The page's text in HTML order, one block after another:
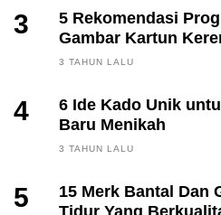
3
5 Rekomendasi
Gambar Kartun
3 TAHUN LALU
4
6 Ide Kado Unik
Baru Menikah
3 TAHUN LALU
5
15 Merk Bantal Dan
Tidur Yang